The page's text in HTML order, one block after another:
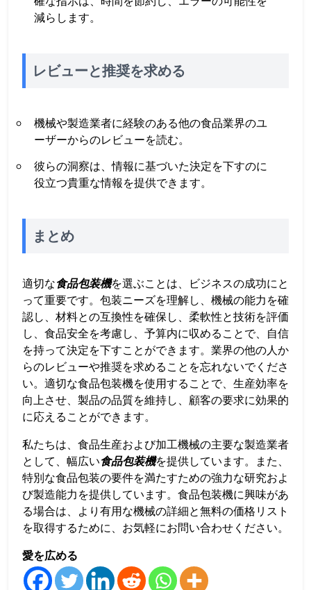
減らします。
レビューと推奨を求める
機械や製造業者に経験のある他の食品業界のユ
ーザーからのレビューを読む。
彼らの洞察は、情報に基づいた決定を下すのに
役立つ貴重な情報を提供できます。
まとめ
適切な食品包装機を選ぶことは、ビジネスの成功にと
って重要です。包装ニーズを理解し、機械の能力を確
認し、材料との互換性を確保し、柔軟性と技術を評価
し、食品安全を考慮し、予算内に収めることで、自信
を持って決定を下すことができます。業界の他の人か
らのレビューや推奨を求めることを忘れないでくださ
い。適切な食品包装機を使用することで、生産効率を
向上させ、製品の品質を維持し、顧客の要求に効果的
に応えることができます。
私たちは、食品生産および加工機械の主要な製造業者
として、幅広い食品包装機を提供しています。また、
特別な食品包装の要件を満たすための強力な研究およ
び製造能力を提供しています。食品包装機に興味があ
る場合は、より有用な機械の詳細と無料の価格リスト
を取得するために、お気軽にお問い合わせください。
愛を広める